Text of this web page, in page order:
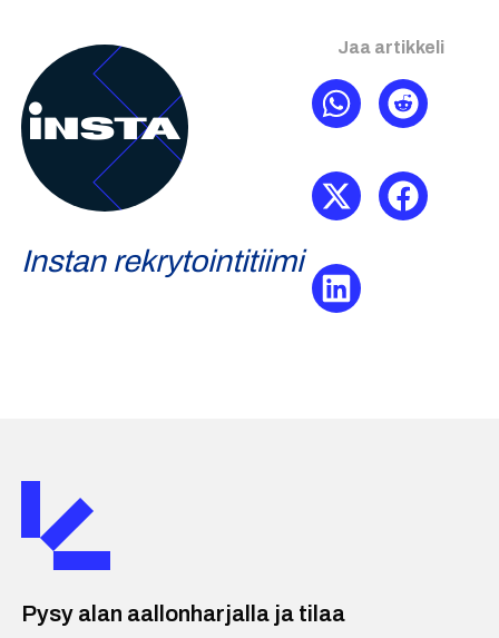
Instan rekrytointitiimi
Jaa artikkeli
Pysy alan aallonharjalla ja tilaa